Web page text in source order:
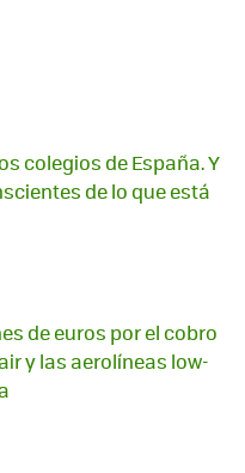
colegios de España. Y
de lo que está
de euros por el cobro
y las aerolíneas low-